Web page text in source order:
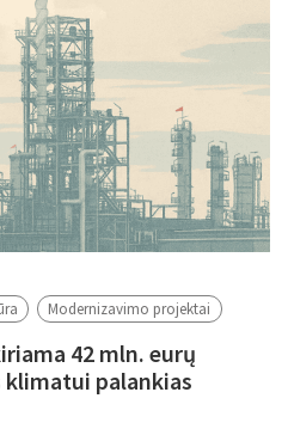
Modernizavimo projektai
42 mln. eurų
palankias